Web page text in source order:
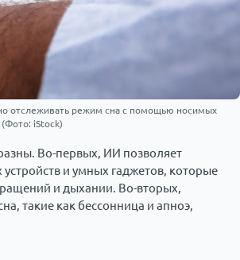
отслеживать режим сна с помощью носимых
(Фото: iStock)
Во-первых, ИИ позволяет
и умных гаджетов, которые
и дыхании. Во-вторых,
такие как бессонница и апноэ,